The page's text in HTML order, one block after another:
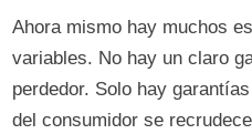
Ahora mismo hay muchos
variables. No hay un claro
perdedor. Solo hay
del consumidor se